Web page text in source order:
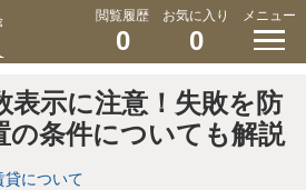
閲覧履歴
0
お気に入り
0
メニュー
表示に注意！失敗を防
の条件についても解説
貸について